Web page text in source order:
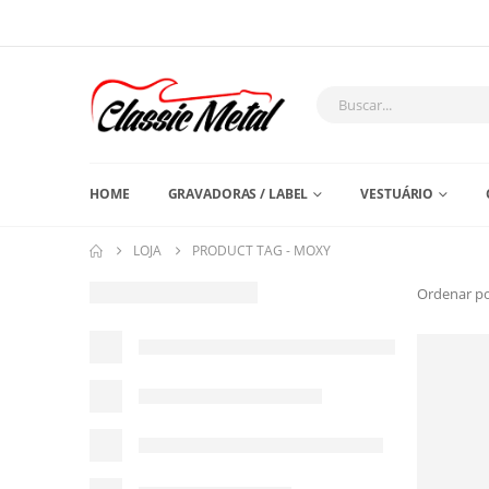
HOME GRAVADORAS / LABEL VESTUÁRIO
LOJA PRODUCT TAG - MOXY
Ordenar